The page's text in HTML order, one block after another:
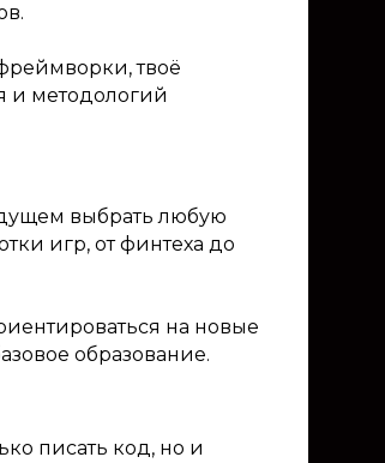
твоё
и методологий
выбрать любую
игр, от финтеха до
на новые
образование.
писать код, но и